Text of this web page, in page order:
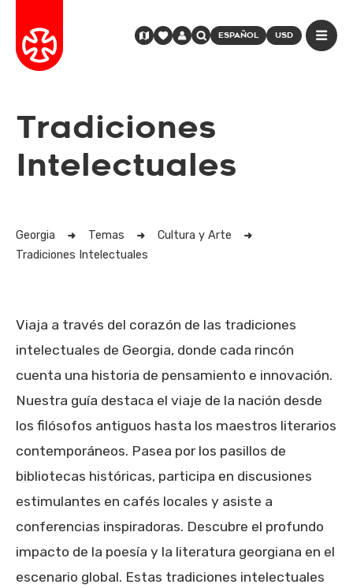
ESPAÑOL USD
Tradiciones
Intelectuales
Georgia Temas
Cultura y Arte
Tradiciones Intelectuales
Viaja a través del corazón de las tradiciones
intelectuales de Georgia, donde cada rincón
cuenta una historia de pensamiento e innovación.
Nuestra guía destaca el viaje de la nación desde
los filósofos antiguos hasta los maestros literarios
contemporáneos. Pasea por los pasillos de
bibliotecas históricas, participa en discusiones
estimulantes en cafés locales y asiste a
conferencias inspiradoras. Descubre el profundo
impacto de la poesía y la literatura georgiana en el
escenario global. Estas tradiciones intelectuales